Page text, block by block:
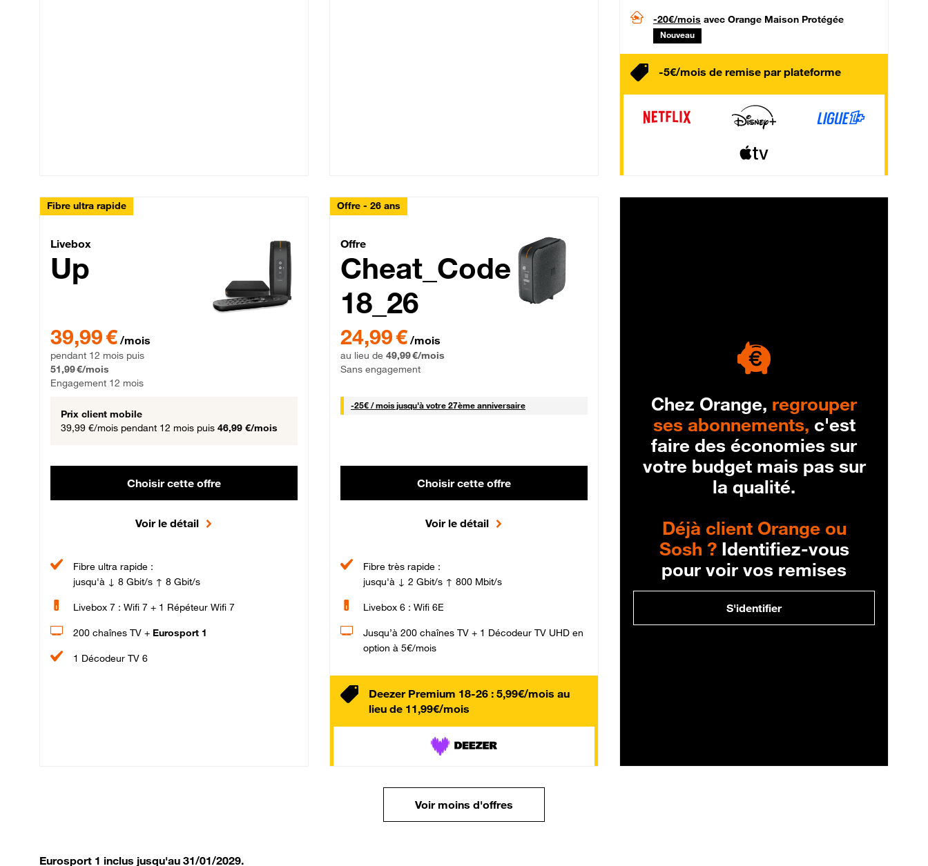
-20€/mois avec Orange Maison Protégée
Nouveau
-5€/mois de remise par plateforme
Fibre ultra rapide
Livebox Up Fibre
Livebox
Up
39,99 € /mois
pendant 12 mois puis
51,99 €/mois
Engagement 12 mois
Prix client mobile
39,99 €/mois pendant 12 mois puis 46,99 €/mois
Choisir cette offre
Voir le détail
Fibre ultra rapide :
jusqu'à ↓ 8 Gbit/s ↑ 8 Gbit/s
Livebox 7 : Wifi 7 + 1 Répéteur Wifi 7
200 chaînes TV + Eurosport 1
1 Décodeur TV 6
Offre - 26 ans
Cheat_Code Fibre_18_26
Offre
Cheat_Code
18_26
24,99 € /mois
au lieu de 49,99 €/mois
Sans engagement
-25€ / mois25 € par mois
jusqu'à votre 27ème anniversaire
Choisir cette offre
Voir le détail
Fibre très rapide :
jusqu'à ↓ 2 Gbit/s ↑ 800 Mbit/s
Livebox 6 : Wifi 6E
Jusqu’à 200 chaînes TV + 1 Décodeur TV UHD en
option à 5€/mois
Deezer Premium 18-26 : 5,99€/mois au
lieu de 11,99€/mois
Chez Orange, regrouper
ses abonnements, c'est
faire des économies sur
votre budget mais pas sur
la qualité.
Déjà client Orange ou
Sosh ?Identifiez-vous
pour voir vos remises
S'identifier
Voir moins d'offres
Eurosport 1 inclus jusqu'au 31/01/2029.